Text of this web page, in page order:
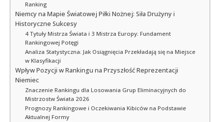
Ranking
Niemcy na Mapie Światowej Piłki Nożnej: Siła Drużyny i
Historyczne Sukcesy
4 Tytuły Mistrza Świata i 3 Mistrza Europy: Fundament
Rankingowej Potęgi
Analiza Statystyczna: Jak Osiągnięcia Przekładają się na Miejsce
w Klasyfikacji
Wpływ Pozycji w Rankingu na Przyszłość Reprezentacji
Niemiec
Znaczenie Rankingu dla Losowania Grup Eliminacyjnych do
Mistrzostw Świata 2026
Prognozy Rankingowe i Oczekiwania Kibiców na Podstawie
Aktualnej Formy